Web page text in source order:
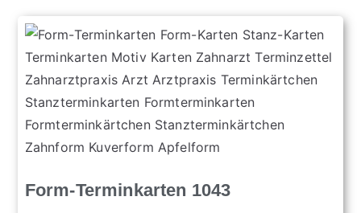
Form-Terminkarten 1043